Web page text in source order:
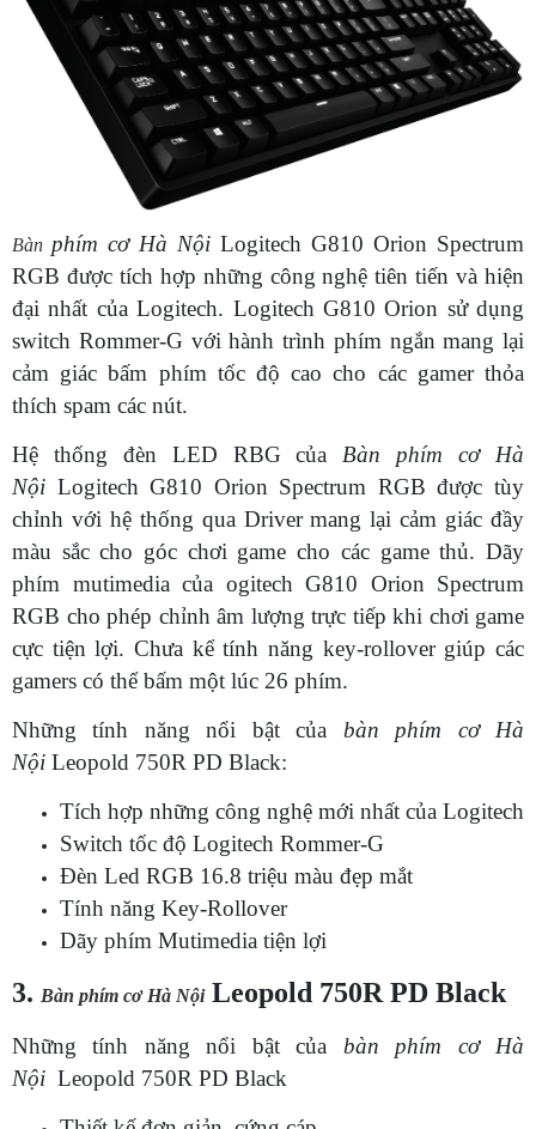
Bàn phím cơ Hà Nội Logitech G810 Orion Spectrum
RGB được tích hợp những công nghệ tiên tiến và hiện
đại nhất của Logitech. Logitech G810 Orion sử dụng
switch Rommer-G với hành trình phím ngắn mang lại
cảm giác bấm phím tốc độ cao cho các gamer thỏa
thích spam các nút.
Hệ thống đèn LED RBG của Bàn phím cơ Hà
Nội Logitech G810 Orion Spectrum RGB được tùy
chỉnh với hệ thống qua Driver mang lại cảm giác đầy
màu sắc cho góc chơi game cho các game thủ. Dãy
phím mutimedia của ogitech G810 Orion Spectrum
RGB cho phép chỉnh âm lượng trực tiếp khi chơi game
cực tiện lợi. Chưa kể tính năng key-rollover giúp các
gamers có thể bấm một lúc 26 phím.
Những tính năng nổi bật của bàn phím cơ Hà
Nội Leopold 750R PD Black:
Tích hợp những công nghệ mới nhất của Logitech
Switch tốc độ Logitech Rommer-G
Đèn Led RGB 16.8 triệu màu đẹp mắt
Tính năng Key-Rollover
Dãy phím Mutimedia tiện lợi
3. Bàn phím cơ Hà NộiLeopold 750R PD Black
Những tính năng nổi bật của bàn phím cơ Hà
Nội Leopold 750R PD Black